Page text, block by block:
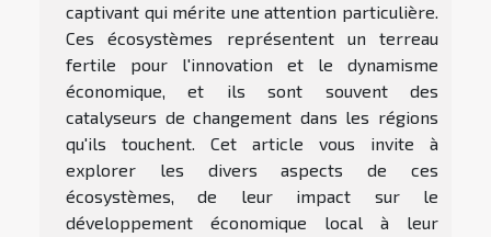
captivant qui mérite une attention particulière.
Ces écosystèmes représentent un terreau
fertile pour l'innovation et le dynamisme
économique, et ils sont souvent des
catalyseurs de changement dans les régions
qu'ils touchent. Cet article vous invite à
explorer les divers aspects de ces
écosystèmes, de leur impact sur le
développement économique local à leur